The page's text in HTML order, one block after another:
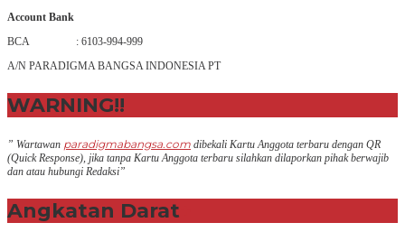
Account Bank
BCA : 6103-994-999
A/N PARADIGMA BANGSA INDONESIA PT
WARNING!!
” Wartawan paradigmabangsa.com dibekali Kartu Anggota terbaru dengan QR
(Quick Response), jika tanpa Kartu Anggota terbaru silahkan dilaporkan pihak berwajib
dan atau hubungi Redaksi”
Angkatan Darat